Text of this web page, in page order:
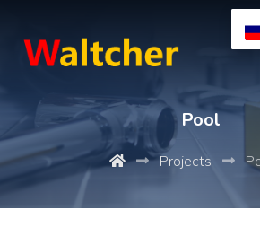
Pool
Projects